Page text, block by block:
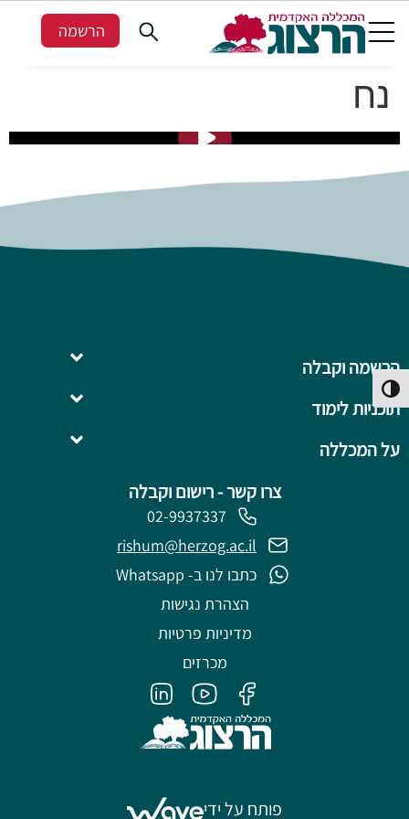
הפעל/כבה ניגודיות גבוהה
הרשמה
נח
צרו קשר - רישום וקבלה
02-9937337
rishum@herzog.ac.il
כתבו לנו ב- Whatsapp
הצהרת נגישות
מדיניות פרטיות
מכרזים
על המכללה
תוכניות לימוד
הרשמה וקבלה
פותח על ידי